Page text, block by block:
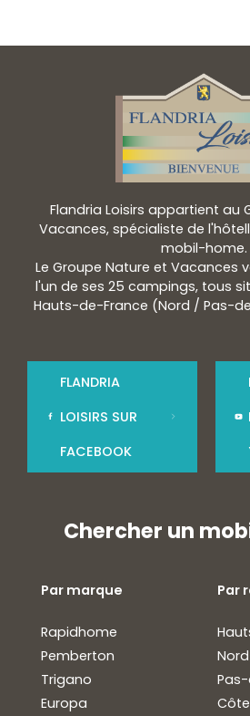
Flandria Loisirs appartient au
Vacances, spécialiste de
mobil-home.
Le Groupe Nature et Vacances
l'un de ses 25 campings, tous
Hauts-de-France (Nord / Pas-
FLANDRIA
LOISIRS SUR
FACEBOOK
Chercher un
Par marque
Rapidhome
Pemberton
Trigano
Europa
Par